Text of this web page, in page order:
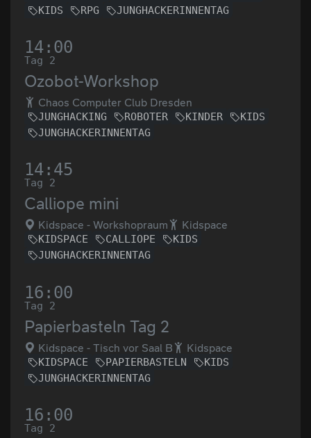
KIDS
RPG JUNGHACKERINNENTAG
14:00
Tag 2
Ozobot-Workshop
Chaos Computer Club Dresden
JUNGHACKING ROBOTER KINDER
KIDS
JUNGHACKERINNENTAG
14:45
Tag 2
Calliope mini
Kidspace - Workshopraum Kidspace
KIDSPACE CALLIOPE
KIDS
JUNGHACKERINNENTAG
16:00
Tag 2
Papierbasteln Tag 2
Kidspace - Tisch vor Saal B Kidspace
KIDSPACE PAPIERBASTELN
KIDS
JUNGHACKERINNENTAG
16:00
Tag 2